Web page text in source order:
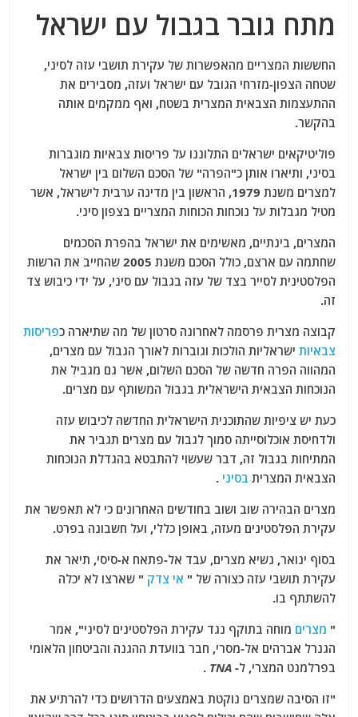
מתח גובר בגבול עם ישראל
החששות המצריים מהאפשרות של עקירת תושבי עזה לסיני,
שטחה הצפון-מזרחי הגובל עם ישראל ועזה, מסבירים את
ההתעצמות הצבאית המצרית בשטח, ואף ממקמים אותה
בהקשר.
פוליטיקאים ישראלים התלוננו על פריסות צבאיות מוגברות
בסיני, ותיארו אותן כ"הפרה" של הסכם השלום בין ישראל
למצרים משנת 1979, הראשון בין מדינה ערבית לישראל, אשר
מטיל מגבלות על נוכחות הכוחות המצריים בצפון סיני.
המצרים, בינתיים, מאשימים את ישראל בהפרת הסכמים
שחתמה עם ארצם, כולל הסכם משנת 2005 שהחייב את הרשות
הפלסטינית לסייר בצד של עזה בגבול עם סיני, על ידי כיבוש צד
זה.
קבוצה מצרית פרסמה לאחרונה סרטון של מה שתיארה כפריסות
צבאיות ישראליות הולכות וגוברות לאורך הגבול עם מצרים,
המהווה הפרה חדשה של הסכם השלום, אשר גם מגביל את
הנוכחות הצבאית הישראלית בגבול המשותף עם מצרים.
כעת יש ציפיות שהתוכנית הישראלית החדשה לכיבוש עזה
ולדחיסת אוכלוסייתה סמוך לגבול עם מצרים תגביר את
המתיחות בגבול זה, דבר שעשוי להתבטא בהגדלת הנוכחות
הצבאית המצרית בסיני .
מצרים הבהירה שוב ושוב בחודשים האחרונים כי לא תאפשר את
עקירת הפלסטינים מעזה, באופן כללי, ועל חשבונה בפרט.
בסוף ינואר, נשיא מצרים, עבד אל-פתאח א-סיסי, תיאר את
עקירת תושבי עזה כצורה של " אי צדק " שארצו לא יכלה
להשתתף בו.
" מצרים מוחה בתוקף נגד עקירת הפלסטינים לסיני", אמר
הגנרל אברהים אל-מסרי, חבר בוועדת ההגנה והביטחון הלאומי
בפרלמנט המצרי, ל-TNA
.
"זו הסיבה שמצרים נוקטת באמצעים הדרושים כדי להרתיע את